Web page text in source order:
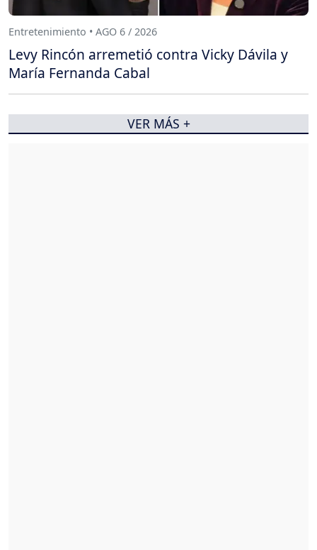
Entretenimiento • AGO 6 / 2026
Levy Rincón arremetió contra Vicky Dávila y
María Fernanda Cabal
VER MÁS +